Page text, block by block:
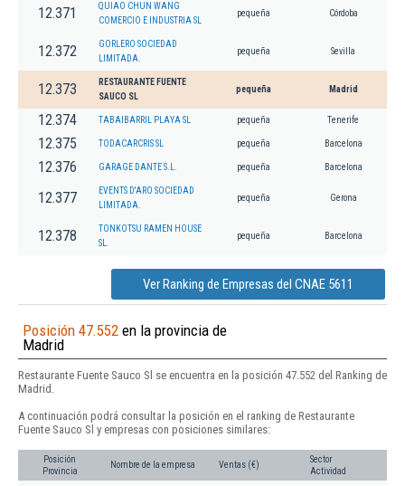
12.371
QUIAO CHUN WANG
COMERCIO E INDUSTRIA SL
pequeña Córdoba
12.372
GORLERO SOCIEDAD
LIMITADA.
pequeña Sevilla
12.373
RESTAURANTE FUENTE
SAUCO SL
pequeña Madrid
12.374 TABAIBARRIL PLAYA SL pequeña Tenerife
12.375 TODACARCRIS SL pequeña Barcelona
12.376 GARAGE DANTE S.L. pequeña Barcelona
12.377
EVENTS D'ARO SOCIEDAD
LIMITADA.
pequeña Gerona
12.378
TONKOTSU RAMEN HOUSE
SL.
pequeña Barcelona
Ver Ranking de Empresas del CNAE 5611
Posición 47.552 en la provincia de
Madrid
Restaurante Fuente Sauco Sl se encuentra en la posición 47.552 del Ranking de
Madrid.
A continuación podrá consultar la posición en el ranking de Restaurante
Fuente Sauco Sl y empresas con posiciones similares:
Posición
Provincia
Nombre de la empresa Ventas (€)
Sector
Actividad